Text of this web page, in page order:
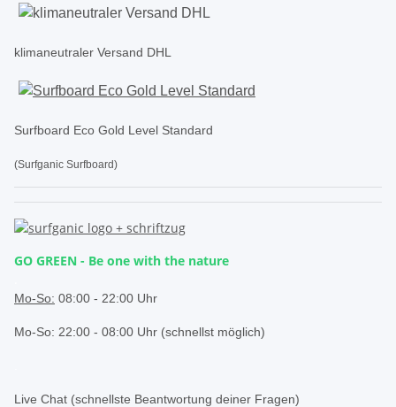
klimaneutraler Versand DHL
Surfboard Eco Gold Level Standard
(Surfganic Surfboard)
GO GREEN - Be one with the nature
Mo-So: 08:00 - 22:00 Uhr
Mo-So: 22:00 - 08:00 Uhr (schnellst möglich)
Live Chat (schnellste Beantwortung deiner Fragen)